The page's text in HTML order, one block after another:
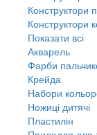
Конструктори
Конструктори
Показати всі
Акварель
Фарби
Крейда
Набори
Ножиці дитячі
Пластилін